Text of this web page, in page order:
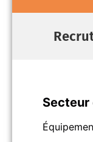
Secteur